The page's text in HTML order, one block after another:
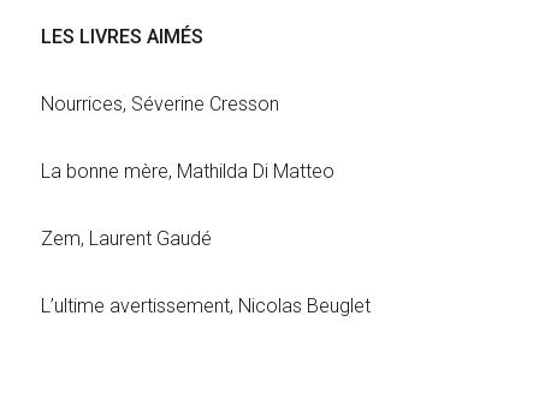
LES LIVRES AIMÉS
Nourrices, Séverine Cresson
La bonne mère, Mathilda Di Matteo
Zem, Laurent Gaudé
L’ultime avertissement, Nicolas Beuglet